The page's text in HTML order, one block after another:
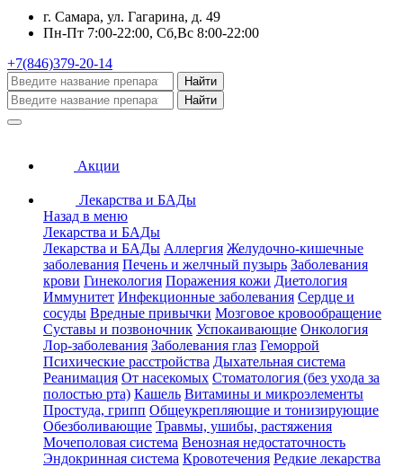
г. Самара, ул. Гагарина, д. 49
Пн-Пт 7:00-22:00, Сб,Вс 8:00-22:00
+7(846)379-20-14
Найти
Найти
Акции
Лекарства и БАДы
Назад в меню
Лекарства и БАДы
Лекарства и БАДы Аллергия Желудочно-кишечные
заболевания Печень и желчный пузырь Заболевания
крови Гинекология Поражения кожи Диетология
Иммунитет Инфекционные заболевания Сердце и
сосуды Вредные привычки Мозговое кровообращение
Суставы и позвоночник Успокаивающие Онкология
Лор-заболевания Заболевания глаз Геморрой
Психические расстройства Дыхательная система
Реанимация От насекомых Стоматология (без ухода за
полостью рта) Кашель Витамины и микроэлементы
Простуда, грипп Общеукрепляющие и тонизирующие
Обезболивающие Травмы, ушибы, растяжения
Мочеполовая система Венозная недостаточность
Эндокринная система Кровотечения Редкие лекарства